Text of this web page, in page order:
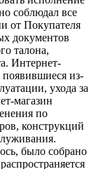
соблюдал все
от Покупателя
документов
талона,
Интернет-
из-
ухода за
магазин
по
конструкций
было собрано